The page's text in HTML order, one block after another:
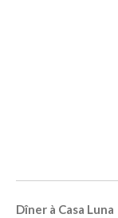
Dîner à Casa Luna